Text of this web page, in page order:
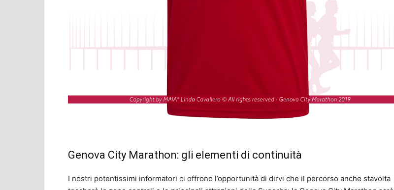
Genova City Marathon: gli elementi di continuità
I nostri potentissimi informatori ci offrono l’opportunità di dirvi che il percorso anche stavolta